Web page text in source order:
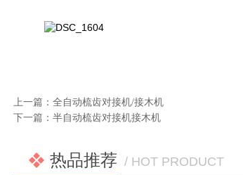
上一篇： 全自动梳齿对接机/接木机
下一篇： 半自动梳齿对接机接木机
热品推荐 / HOT PRODUCT